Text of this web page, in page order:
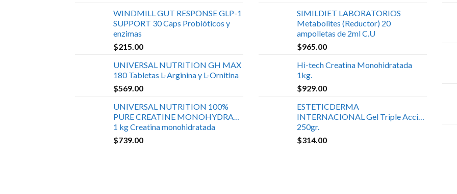
WINDMILL GUT RESPONSE GLP-1
SUPPORT 30 Caps Probióticos y
enzimas
$215.00
UNIVERSAL NUTRITION GH MAX
180 Tabletas L-Arginina y L-Ornitina
$569.00
UNIVERSAL NUTRITION 100%
PURE CREATINE MONOHYDRATE
1 kg Creatina monohidratada
$739.00
SIMILDIET LABORATORIOS
Metabolites (Reductor) 20
ampolletas de 2ml C.U
$965.00
Hi-tech Creatina Monohidratada
1kg.
$929.00
ESTETICDERMA
INTERNACIONAL Gel Triple Acción
250gr.
$314.00